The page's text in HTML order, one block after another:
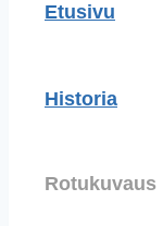
Etusivu
Historia
Rotukuvaus